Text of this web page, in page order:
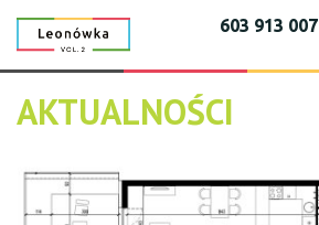
603 913 007
AKTUALNOŚCI